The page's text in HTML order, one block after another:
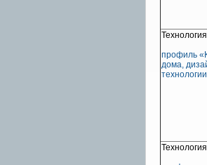
Технология
профиль
дома,
Технология